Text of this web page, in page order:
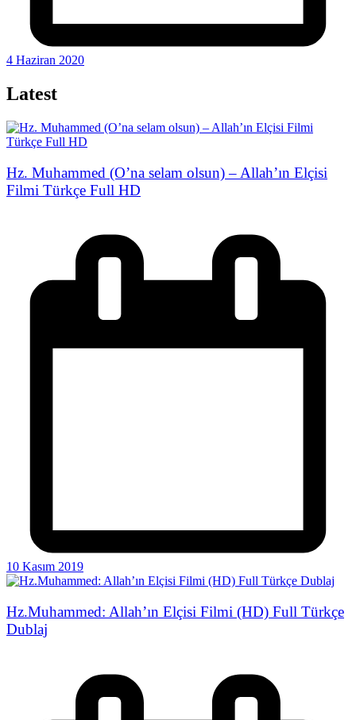
4 Haziran 2020
Latest
Hz. Muhammed (O’na selam olsun) – Allah’ın Elçisi
Filmi Türkçe Full HD
10 Kasım 2019
Hz.Muhammed: Allah’ın Elçisi Filmi (HD) Full Türkçe
Dublaj